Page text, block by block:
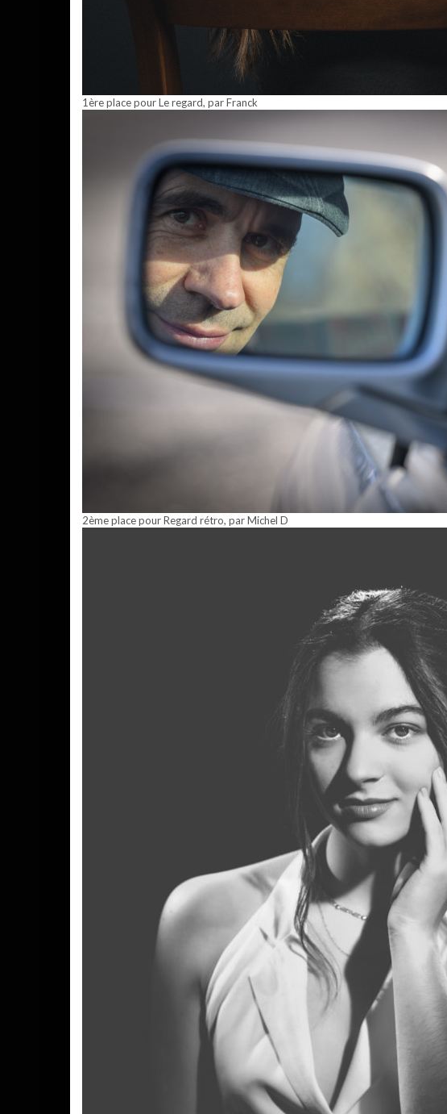
1ère place pour Le regard, par Franck
2ème place pour Regard rétro, par Michel D